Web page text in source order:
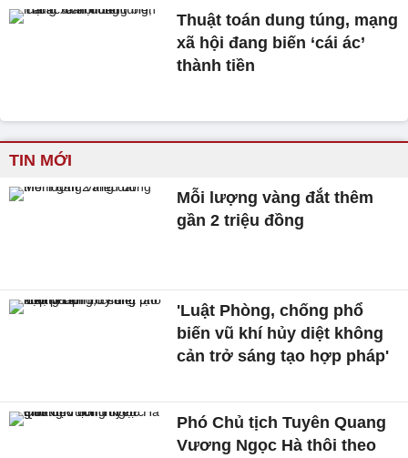
Thuật toán dung túng, mạng
xã hội đang biến ‘cái ác’
thành tiền
TIN MỚI
Mỗi lượng vàng đắt thêm
gần 2 triệu đồng
'Luật Phòng, chống phổ
biến vũ khí hủy diệt không
cản trở sáng tạo hợp pháp'
Phó Chủ tịch Tuyên Quang
Vương Ngọc Hà thôi theo